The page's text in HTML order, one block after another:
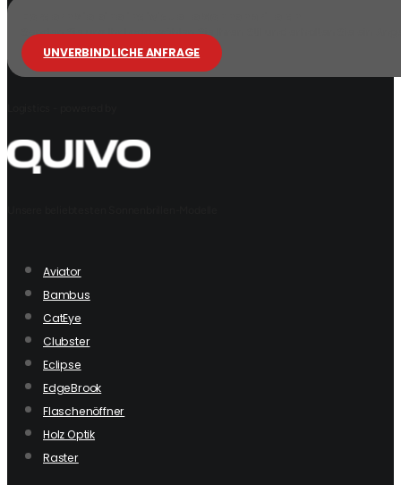
Aviator
Bambus
CatEye
Clubster
Eclipse
EdgeBrook
Flaschenöffner
Holz Optik
Raster
Senden Sie uns Ihr Logo, wählen Sie Ihren Stil und erhalten Sie ein
UNVERBINDLICHE ANFRAGE